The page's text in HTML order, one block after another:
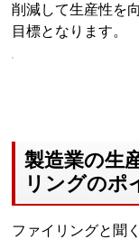
削減して生産性を
目標となります。
製造業の生
リングのポ
ファイリングと聞